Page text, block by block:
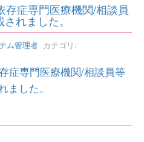
症専門医療機関/相談員
されました。
ム管理者 カテゴリ:
症専門医療機関/相談員等
ました。